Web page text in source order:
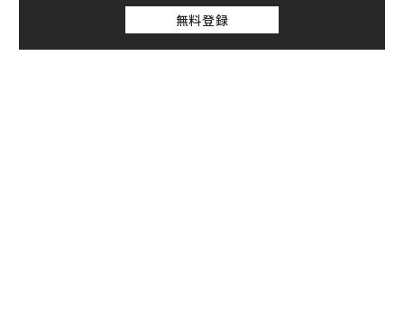
無料登録